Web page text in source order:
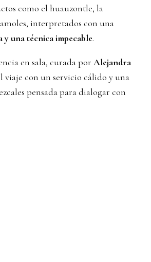
como el huauzontle, la
interpretados con una
y una técnica impecable.
en sala, curada por Alejandra
viaje con un servicio cálido y una
pensada para dialogar con